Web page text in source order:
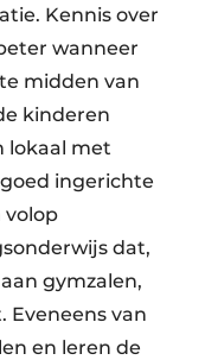
Kennis over
wanneer
midden van
kinderen
lokaal met
ingerichte
dat,
gymzalen,
Eveneens van
en leren de